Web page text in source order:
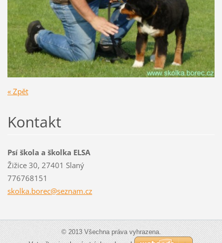
« Zpět
Kontakt
Psí škola a školka ELSA
Žižice 30, 27401 Slaný
776768151
skolka.borec@seznam.cz
© 2013 Všechna práva vyhrazena.